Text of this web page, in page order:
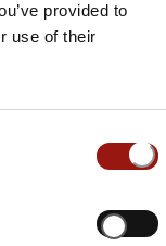
provided to
use of their